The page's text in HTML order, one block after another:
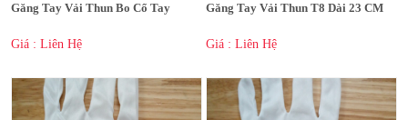
Găng Tay Vải Thun Bo Cổ Tay
Giá : Liên Hệ
Găng Tay Vải Thun T8 Dài 23 CM
Giá : Liên Hệ